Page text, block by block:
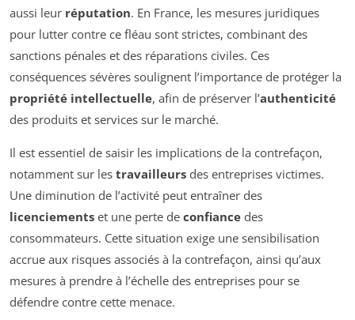
aussi leur réputation. En France, les mesures juridiques
pour lutter contre ce fléau sont strictes, combinant des
sanctions pénales et des réparations civiles. Ces
conséquences sévères soulignent l’importance de protéger la
propriété intellectuelle, afin de préserver l’authenticité
des produits et services sur le marché.
Il est essentiel de saisir les implications de la contrefaçon,
notamment sur les travailleurs des entreprises victimes.
Une diminution de l’activité peut entraîner des
licenciements et une perte de confiance des
consommateurs. Cette situation exige une sensibilisation
accrue aux risques associés à la contrefaçon, ainsi qu’aux
mesures à prendre à l’échelle des entreprises pour se
défendre contre cette menace.